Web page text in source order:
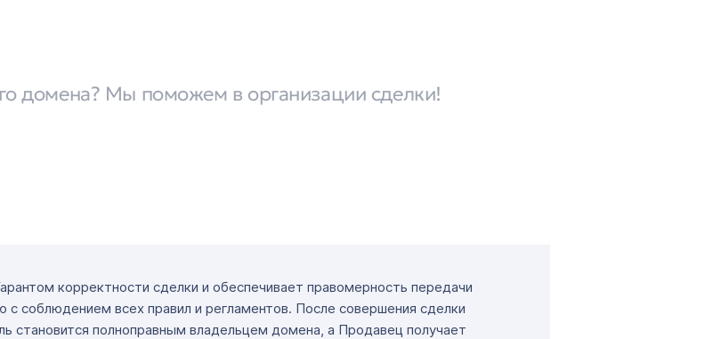
домена? Мы поможем в организации сделки!
корректности сделки и обеспечивает правомерность передачи
соблюдением всех правил и регламентов. После совершения сделки
становится полноправным владельцем домена, а Продавец получает